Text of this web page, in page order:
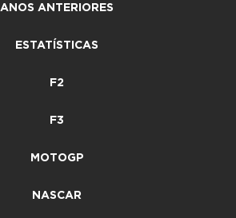
ANOS ANTERIORES
ESTATÍSTICAS
F2
F3
MOTOGP
NASCAR